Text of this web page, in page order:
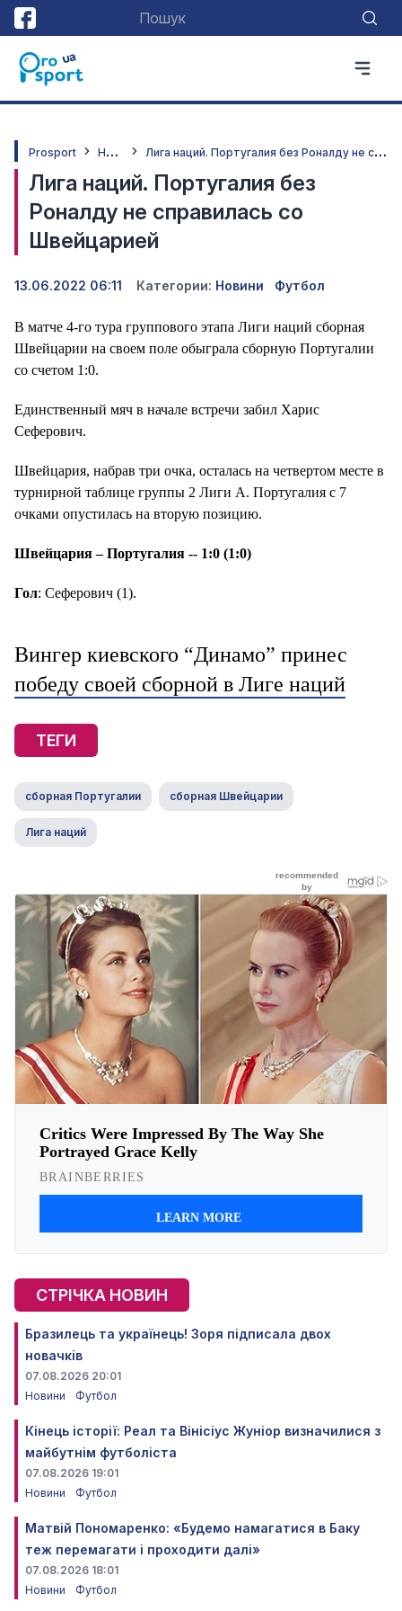
Prosport Н
овини Л
ига наций. Португалия без Роналду не справилась со Швейцарией
Лига наций. Португалия без
Роналду не справилась со
Швейцарией
13.06.2022 06:11 Категории: Новини Футбол
В матче 4-го тура группового этапа Лиги наций сборная
Швейцарии на своем поле обыграла сборную Португалии
со счетом 1:0.
Единственный мяч в начале встречи забил Харис
Сеферович.
Швейцария, набрав три очка, осталась на четвертом месте в
турнирной таблице группы 2 Лиги А. Португалия с 7
очками опустилась на вторую позицию.
Швейцария – Португалия -- 1:0 (1:0)
Гол: Сеферович (1).
Вингер киевского “Динамо” принес
победу своей сборной в Лиге наций
ТЕГИ
сборная Португалии сборная Швейцарии
Лига наций
СТРІЧКА НОВИН
Бразилець та українець! Зоря підписала двох
новачків
07.08.2026 20:01
Новини
Футбол
Кінець історії: Реал та Вінісіус Жуніор визначилися з
майбутнім футболіста
07.08.2026 19:01
Новини
Футбол
Матвій Пономаренко: «Будемо намагатися в Баку
теж перемагати і проходити далі»
07.08.2026 18:01
Новини
Футбол